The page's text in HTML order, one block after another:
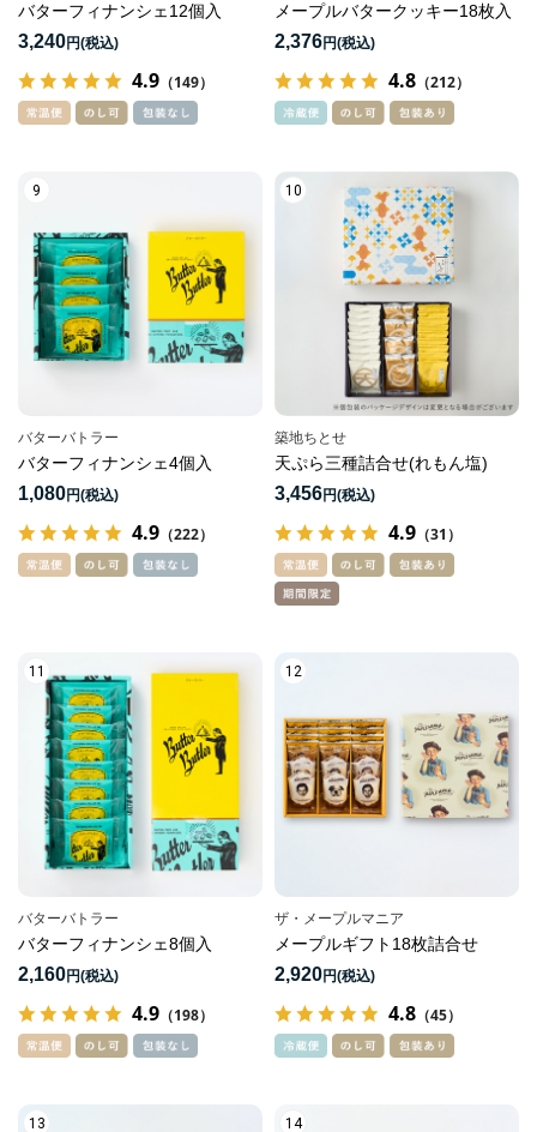
バターフィナンシェ12個入
3,240円
4.9 （149）
メープルバタークッキー18枚入
2,376円
4.8 （212）
9
バターバトラー
バターフィナンシェ4個入
1,080円
4.9 （222）
10
築地ちとせ
天ぷら三種詰合せ(れもん塩)
3,456円
4.9 （31）
11
バターバトラー
バターフィナンシェ8個入
2,160円
4.9 （198）
12
ザ・メープルマニア
メープルギフト18枚詰合せ
2,920円
4.8 （45）
13 14